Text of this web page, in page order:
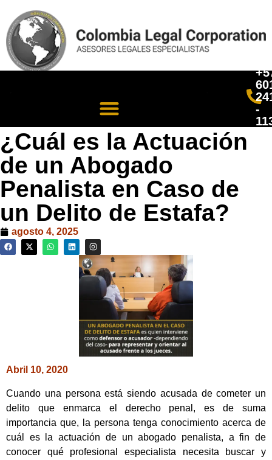
-
¿Cuál es la Actuación
de un Abogado
Penalista en Caso de
un Delito de Estafa?
agosto 4, 2025
Abril 10, 2020
Cuando una persona está siendo acusada de cometer un
delito que enmarca el derecho penal, es de suma
importancia que, la persona tenga conocimiento acerca de
cuál es la actuación de un abogado penalista, a fin de
conocer qué profesional especialista necesita buscar y